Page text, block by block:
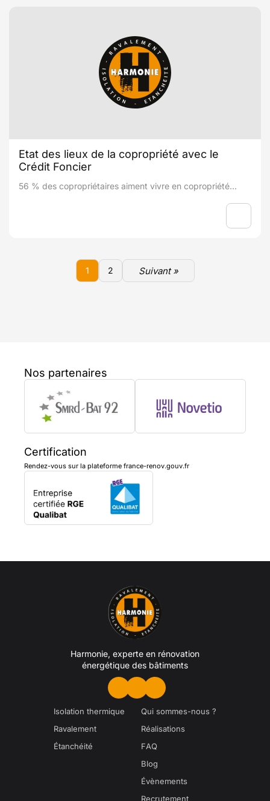
Etat des lieux de la copropriété avec le
Crédit Foncier
56 % des copropriétaires aiment vivre en copropriété...
1 2 Suivant »
Nos partenaires
Certification
Rendez-vous sur la plateforme france-renov.gouv.fr
Harmonie, experte en rénovation
énergétique des bâtiments
Isolation thermique
Ravalement
Étanchéité
Qui sommes-nous ?
Réalisations
FAQ
Blog
Évènements
Recrutement